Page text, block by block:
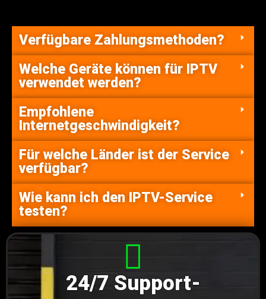
Verfügbare Zahlungsmethoden?
Welche Geräte können für IPTV
verwendet werden?
Empfohlene
Internetgeschwindigkeit?
Für welche Länder ist der Service
verfügbar?
Wie kann ich den IPTV-Service
testen?
24/7 Support-